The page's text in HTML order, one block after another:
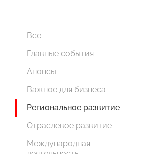
Все
Главные события
Анонсы
Важное для бизнеса
Региональное развитие
Отраслевое развитие
Международная